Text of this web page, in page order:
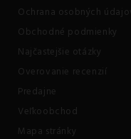
Ochrana osobných
Obchodné podmienky
Najčastejšie otázky
Overovanie recenzií
Predajne
Veľkoobchod
Mapa stránky